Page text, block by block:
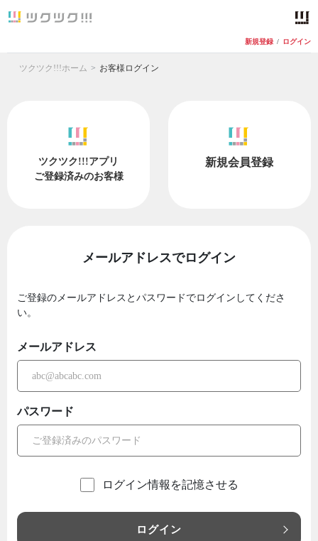
新規登録 / ログイン
ツクツク!!!ホーム お客様ログイン
ツクツク!!!アプリ
ご登録済みのお客様
新規会員登録
メールアドレスでログイン
ご登録のメールアドレスとパスワードでログインしてくださ
い。
メールアドレス
パスワード
ログイン情報を記憶させる
ログイン